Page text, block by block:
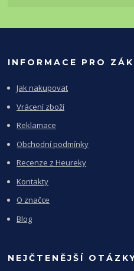
INFORMACE PRO
Jak nakupovat
Vrácení zboží
Reklamace
Obchodní podmínky
Recenze z Heureky
Kontakty
O značce
Blog
NEJČTENĚJŠÍ